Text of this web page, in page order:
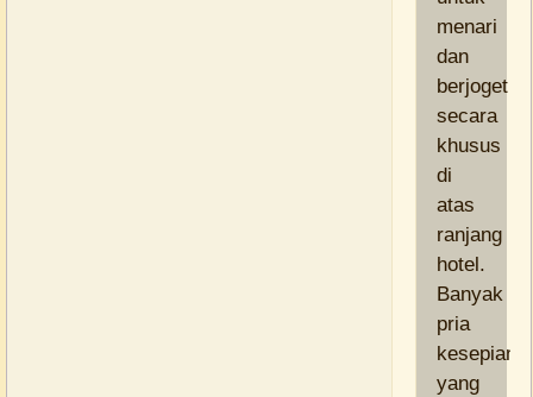
menari
dan
berjoget
secara
khusus
di
atas
ranjang
hotel.
Banyak
pria
kesepian
yang